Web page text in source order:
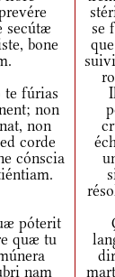
secútæ
bone
se
fúrias
non
non
corde
cónscia
póterit
quæ tu
nam